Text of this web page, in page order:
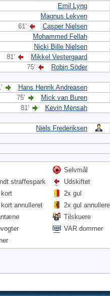
Emil Lyng
Magnus Lekven
61'
Casper Nielsen
Mohammed Fellah
Nicki Bille Nielsen
81'
Mikkel Vestergaard
75'
Robin Söder
Hans Henrik Andreasen
75'
Mick van Buren
81'
Kevin Mensah
Niels Frederiksen
Selvmål
straffespark
Udskiftet
2x gul
annulleret
2x gul
Tilskuere
VAR dommer